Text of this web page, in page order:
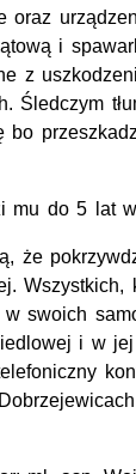
oraz
i
z
Śledczym
bo
mu do 5 lat
że
Wszystkich,
swoich
i w